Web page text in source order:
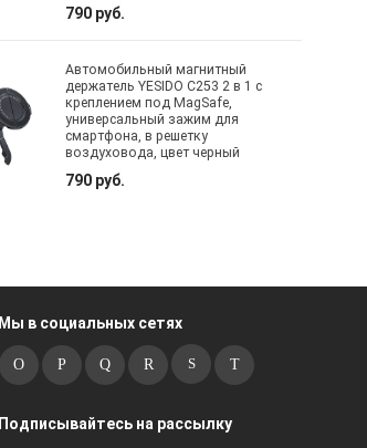
790 руб.
Автомобильный магнитный
держатель YESIDO C253 2 в 1 с
креплением под MagSafe,
универсальный зажим для
смартфона, в решетку
воздуховода, цвет черный
790 руб.
Мы в социальных сетях
Подписывайтесь на рассылку